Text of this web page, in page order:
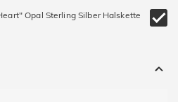
2.
SUMMER
Kopieren
Opal Sterling Silber Halskette